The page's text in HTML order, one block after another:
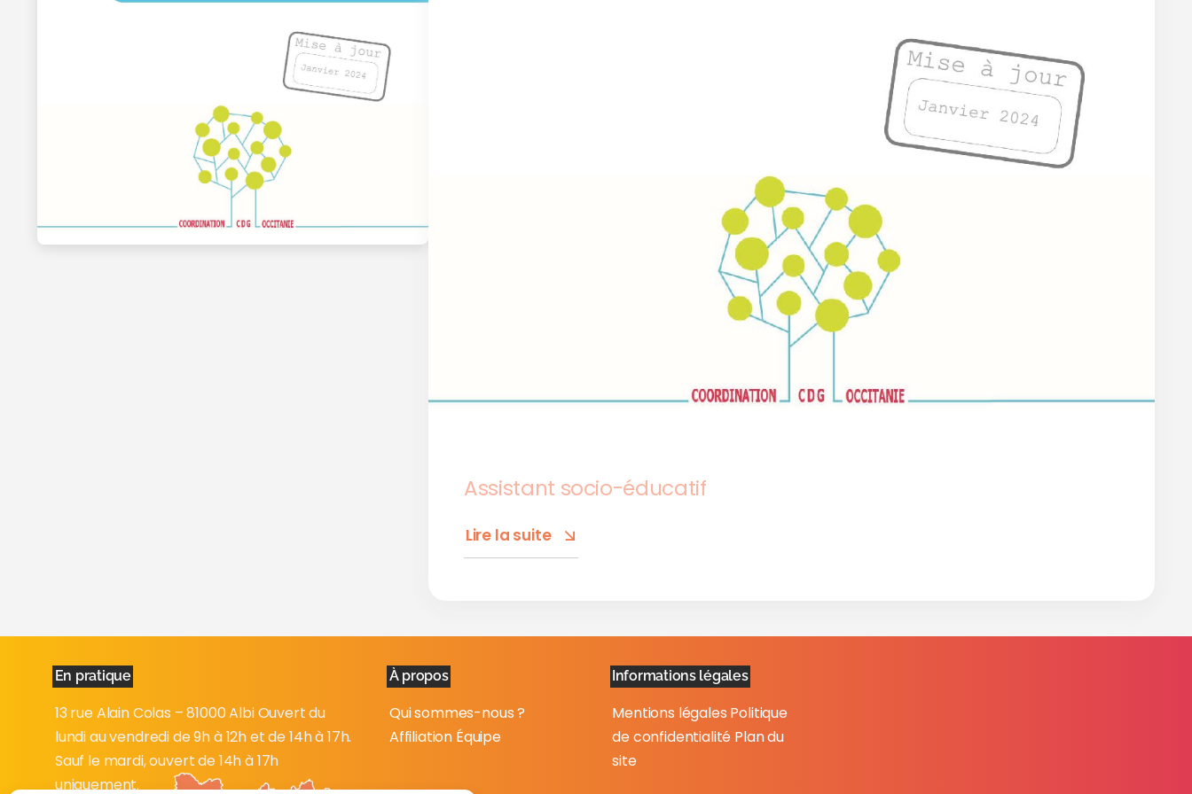
Assistant socio-éducatif
Lire la suite
En pratique
13 rue Alain Colas – 81000 Albi Ouvert du
lundi au vendredi de 9h à 12h et de 14h à 17h.
Sauf le mardi, ouvert de 14h à 17h
uniquement.
À propos
Qui sommes-nous ?
Affiliation Équipe
Informations légales
Mentions légales Politique
de confidentialité Plan du
site